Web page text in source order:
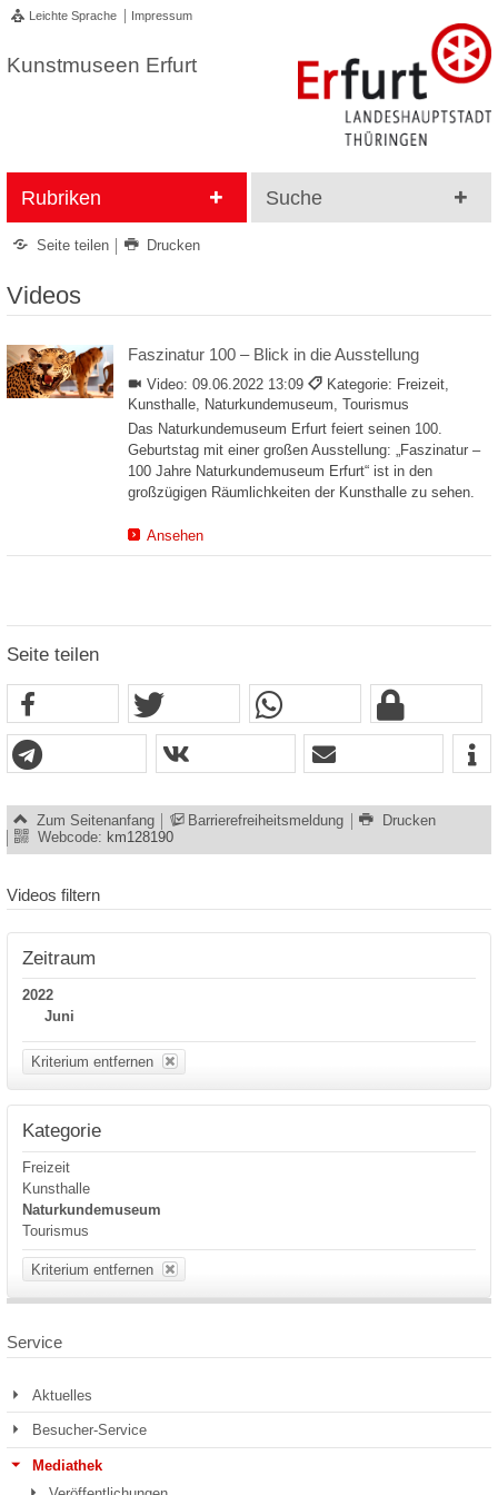
Leichte Sprache Impressum
Kunstmuseen Erfurt
Rubriken Suche
Seite teilen Drucken
Videos
Faszinatur 100 – Blick in die Ausstellung
Video: 09.06.2022 13:09
Kategorie: Freizeit,
Kunsthalle, Naturkundemuseum, Tourismus
Das Naturkundemuseum Erfurt feiert seinen 100.
Geburtstag mit einer großen Ausstellung: „Faszinatur –
100 Jahre Naturkundemuseum Erfurt“ ist in den
großzügigen Räumlichkeiten der Kunsthalle zu sehen.
Ansehen
Seite teilen
Zum Seitenanfang Barrierefreiheitsmeldung
Drucken
Webcode: km128190
Videos filtern
Zeitraum
2022
Juni
Kriterium entfernen
Kategorie
Freizeit
Kunsthalle
Naturkundemuseum
Tourismus
Kriterium entfernen
Service
Aktuelles
Besucher-Service
Mediathek